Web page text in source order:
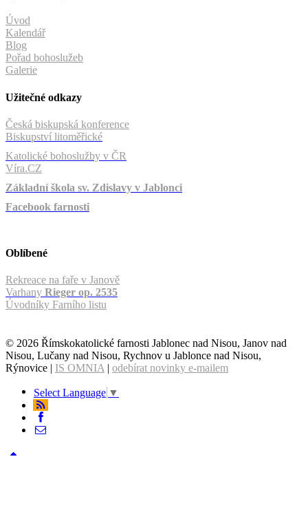
Úvod
Kalendář
Blog
Pořad bohoslužeb
Galerie
Užitečné odkazy
Česká biskupská konference
Biskupství litoměřické
Katolické bohoslužby v ČR
Víra.CZ
Základní škola sv. Zdislavy v Jablonci
Facebook farnosti
Oblíbené
Rekreace na faře v Janově
Varhany Rieger op. 2535
Úvodníky Farního listu
© 2026 Římskokatolické farnosti Jablonec nad Nisou, Janov nad
Nisou, Lučany nad Nisou, Rychnov u Jablonce nad Nisou,
Rýnovice | IS OMNIA | odebírat novinky e-mailem
Select Language ▼